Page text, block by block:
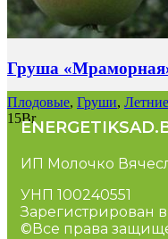
Груша
Плодовые, Груши, Летние
15Br
ИП Молочко
УНП 100240551
Зарегистрирован в
©Все права